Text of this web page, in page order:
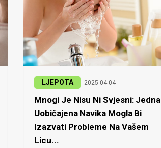
LJEPOTA 2025-04-04
Mnogi Je Nisu Ni Svjesni: Jedna
Uobičajena Navika Mogla Bi
Izazvati Probleme Na Vašem
Licu...